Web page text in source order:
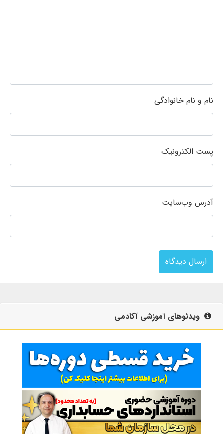
نام و نام خانوادگی
پست الکترونیک
آدرس وب‌سایت
ارسال دیدگاه
ویدئوهای آموزشی آکادمی